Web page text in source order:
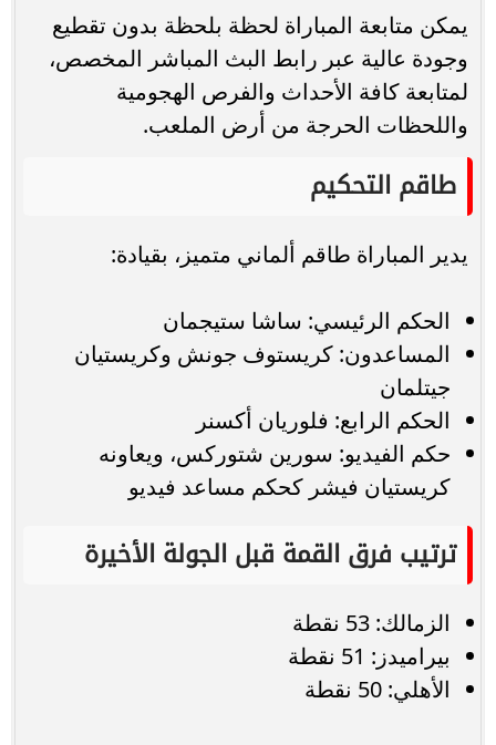
يمكن متابعة المباراة لحظة بلحظة بدون تقطيع
وجودة عالية عبر رابط البث المباشر المخصص،
لمتابعة كافة الأحداث والفرص الهجومية
واللحظات الحرجة من أرض الملعب.
طاقم التحكيم
يدير المباراة طاقم ألماني متميز، بقيادة:
الحكم الرئيسي: ساشا ستيجمان
المساعدون: كريستوف جونش وكريستيان
جيتلمان
الحكم الرابع: فلوريان أكسنر
حكم الفيديو: سورين شتوركس، ويعاونه
كريستيان فيشر كحكم مساعد فيديو
ترتيب فرق القمة قبل الجولة الأخيرة
الزمالك: 53 نقطة
بيراميدز: 51 نقطة
الأهلي: 50 نقطة